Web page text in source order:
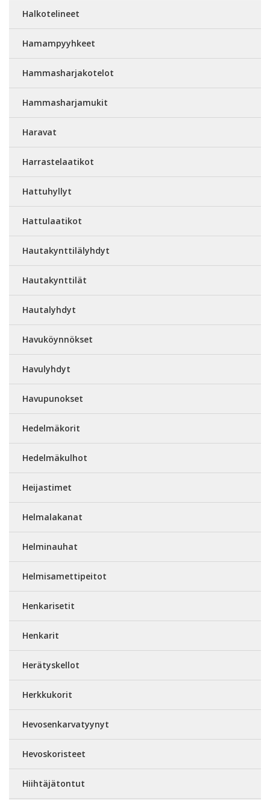
Halkotelineet
Hamampyyhkeet
Hammasharjakotelot
Hammasharjamukit
Haravat
Harrastelaatikot
Hattuhyllyt
Hattulaatikot
Hautakynttilälyhdyt
Hautakynttilät
Hautalyhdyt
Havuköynnökset
Havulyhdyt
Havupunokset
Hedelmäkorit
Hedelmäkulhot
Heijastimet
Helmalakanat
Helminauhat
Helmisamettipeitot
Henkarisetit
Henkarit
Herätyskellot
Herkkukorit
Hevosenkarvatyynyt
Hevoskoristeet
Hiihtäjätontut